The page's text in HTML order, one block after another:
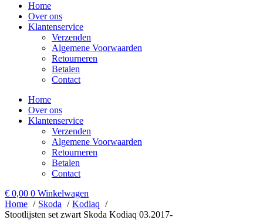
Home
Over ons
Klantenservice
Verzenden
Algemene Voorwaarden
Retourneren
Betalen
Contact
Home
Over ons
Klantenservice
Verzenden
Algemene Voorwaarden
Retourneren
Betalen
Contact
€ 0,00 0 Winkelwagen
Home
Skoda
Kodiaq
Stootlijsten set zwart Skoda Kodiaq 03.2017-